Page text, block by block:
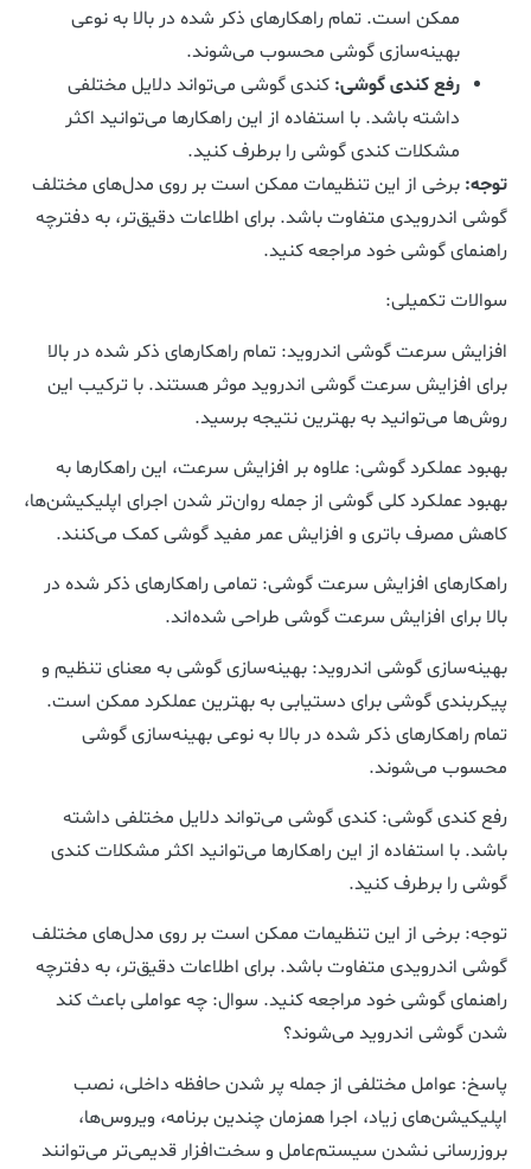
ممکن است. تمام راهکارهای ذکر شده در بالا به نوعی
بهینه‌سازی گوشی محسوب می‌شوند.
رفع کندی گوشی:کندی گوشی می‌تواند دلایل مختلفی
داشته باشد. با استفاده از این راهکارها می‌توانید اکثر
مشکلات کندی گوشی را برطرف کنید.
توجه:برخی از این تنظیمات ممکن است بر روی مدل‌های مختلف
گوشی اندرویدی متفاوت باشد. برای اطلاعات دقیق‌تر، به دفترچه
راهنمای گوشی خود مراجعه کنید.
سوالات تکمیلی:
افزایش سرعت گوشی اندروید: تمام راهکارهای ذکر شده در بالا
برای افزایش سرعت گوشی اندروید موثر هستند. با ترکیب این
روش‌ها می‌توانید به بهترین نتیجه برسید.
بهبود عملکرد گوشی: علاوه بر افزایش سرعت، این راهکارها به
بهبود عملکرد کلی گوشی از جمله روان‌تر شدن اجرای اپلیکیشن‌ها،
کاهش مصرف باتری و افزایش عمر مفید گوشی کمک می‌کنند.
راهکارهای افزایش سرعت گوشی: تمامی راهکارهای ذکر شده در
بالا برای افزایش سرعت گوشی طراحی شده‌اند.
بهینه‌سازی گوشی اندروید: بهینه‌سازی گوشی به معنای تنظیم و
پیکربندی گوشی برای دستیابی به بهترین عملکرد ممکن است.
تمام راهکارهای ذکر شده در بالا به نوعی بهینه‌سازی گوشی
محسوب می‌شوند.
رفع کندی گوشی: کندی گوشی می‌تواند دلایل مختلفی داشته
باشد. با استفاده از این راهکارها می‌توانید اکثر مشکلات کندی
گوشی را برطرف کنید.
توجه: برخی از این تنظیمات ممکن است بر روی مدل‌های مختلف
گوشی اندرویدی متفاوت باشد. برای اطلاعات دقیق‌تر، به دفترچه
راهنمای گوشی خود مراجعه کنید. سوال: چه عواملی باعث کند
شدن گوشی اندروید می‌شوند؟
پاسخ: عوامل مختلفی از جمله پر شدن حافظه داخلی، نصب
اپلیکیشن‌های زیاد، اجرا همزمان چندین برنامه، ویروس‌ها،
بروزرسانی نشدن سیستم‌عامل و سخت‌افزار قدیمی‌تر می‌توانند